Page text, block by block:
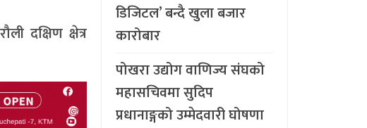
दक्षिण क्षेत्र
डिजिटल’ बन्दै खुला बजार
कारोबार
पोखरा उद्योग वाणिज्य संघको
महासचिवमा सुदिप
प्रधानाङ्गको उम्मेदवारी घोषणा